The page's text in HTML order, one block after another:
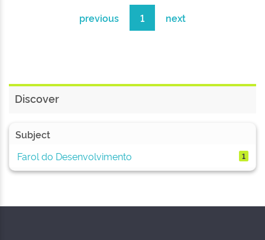
previous 1 next
Discover
Subject
Farol do Desenvolvimento
1